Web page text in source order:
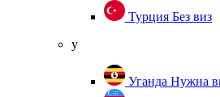
Турция Без виз
у
Уганда Нужна